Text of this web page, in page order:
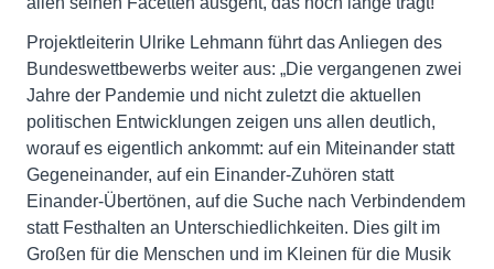
Projektleiterin Ulrike Lehmann führt das Anliegen des
Bundeswettbewerbs weiter aus: „Die vergangenen zwei
Jahre der Pandemie und nicht zuletzt die aktuellen
politischen Entwicklungen zeigen uns allen deutlich,
worauf es eigentlich ankommt: auf ein Miteinander statt
Gegeneinander, auf ein Einander-Zuhören statt
Einander-Übertönen, auf die Suche nach Verbindendem
statt Festhalten an Unterschiedlichkeiten. Dies gilt im
Großen für die Menschen und im Kleinen für die Musik